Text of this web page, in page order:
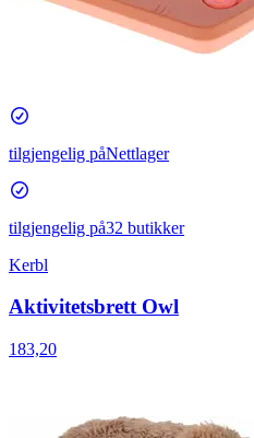
tilgjengelig påNettlager
tilgjengelig på32 butikker
Kerbl
Aktivitetsbrett Owl
183,20